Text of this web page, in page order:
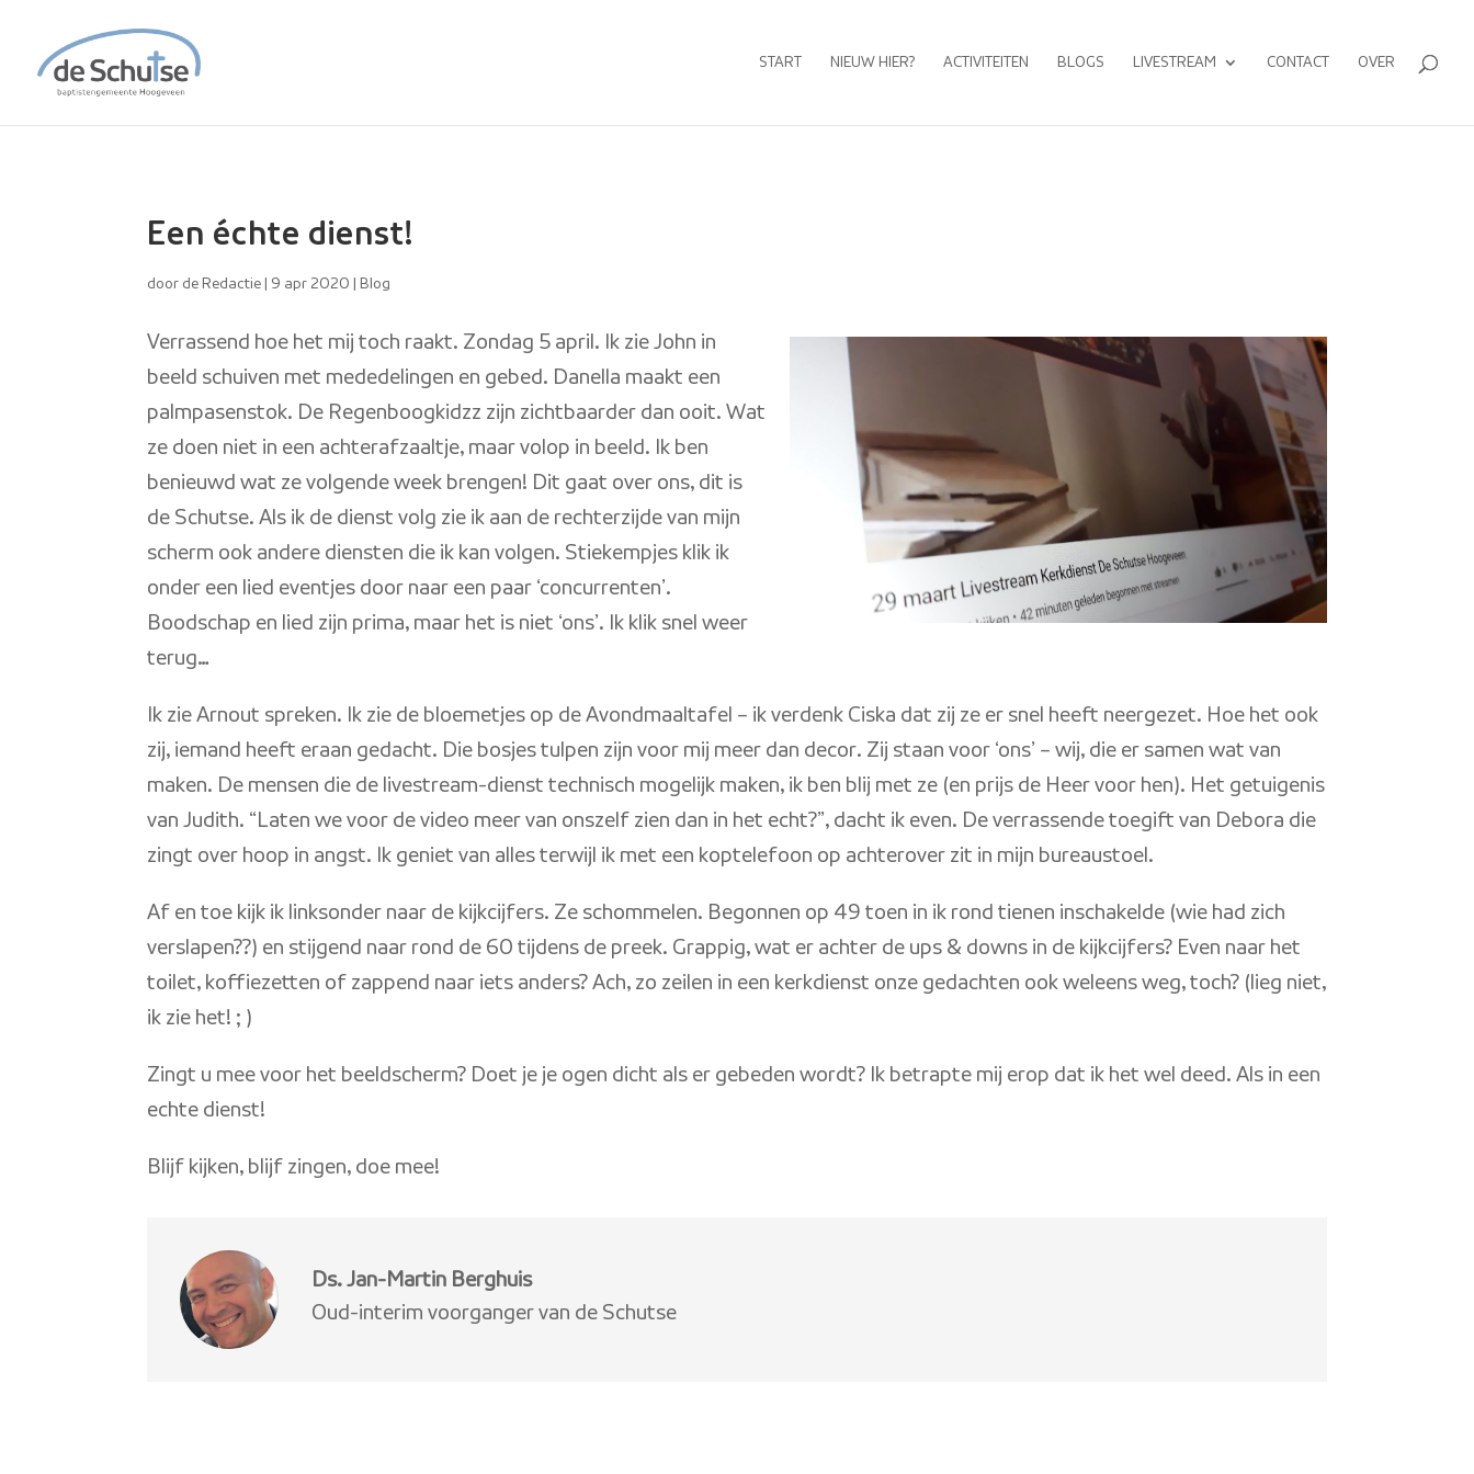
START NIEUW HIER? ACTIVITEITEN BLOGS LIVESTREAM CONTACT OVER
Een échte dienst!
door de Redactie 9 apr 2020 Blog
Verrassend hoe het mij toch raakt. Zondag 5 april. Ik zie John in
beeld schuiven met mededelingen en gebed. Danella maakt een
palmpasenstok. De Regenboogkidzz zijn zichtbaarder dan ooit. Wat
ze doen niet in een achterafzaaltje, maar volop in beeld. Ik ben
benieuwd wat ze volgende week brengen! Dit gaat over ons, dit is
de Schutse. Als ik de dienst volg zie ik aan de rechterzijde van mijn
scherm ook andere diensten die ik kan volgen. Stiekempjes klik ik
onder een lied eventjes door naar een paar ‘concurrenten’.
Boodschap en lied zijn prima, maar het is niet ‘ons’. Ik klik snel weer
terug…
Ik zie Arnout spreken. Ik zie de bloemetjes op de Avondmaaltafel – ik verdenk Ciska dat zij ze er snel heeft neergezet. Hoe het ook
zij, iemand heeft eraan gedacht. Die bosjes tulpen zijn voor mij meer dan decor. Zij staan voor ‘ons’ – wij, die er samen wat van
maken. De mensen die de livestream-dienst technisch mogelijk maken, ik ben blij met ze (en prijs de Heer voor hen). Het getuigenis
van Judith. “Laten we voor de video meer van onszelf zien dan in het echt?”, dacht ik even. De verrassende toegift van Debora die
zingt over hoop in angst. Ik geniet van alles terwijl ik met een koptelefoon op achterover zit in mijn bureaustoel.
Af en toe kijk ik linksonder naar de kijkcijfers. Ze schommelen. Begonnen op 49 toen in ik rond tienen inschakelde (wie had zich
verslapen??) en stijgend naar rond de 60 tijdens de preek. Grappig, wat er achter de ups & downs in de kijkcijfers? Even naar het
toilet, koffiezetten of zappend naar iets anders? Ach, zo zeilen in een kerkdienst onze gedachten ook weleens weg, toch? (lieg niet,
ik zie het! ; )
Zingt u mee voor het beeldscherm? Doet je je ogen dicht als er gebeden wordt? Ik betrapte mij erop dat ik het wel deed. Als in een
echte dienst!
Blijf kijken, blijf zingen, doe mee!
Ds. Jan-Martin Berghuis
Oud-interim voorganger van de Schutse